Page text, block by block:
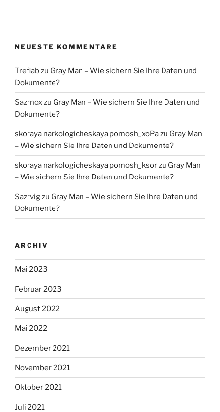
NEUESTE KOMMENTARE
Trefiabzu Gray Man – Wie sichern Sie Ihre Daten und
Dokumente?
Sazrnoxzu Gray Man – Wie sichern Sie Ihre Daten und
Dokumente?
skoraya narkologicheskaya pomosh_xoPazu Gray Man
– Wie sichern Sie Ihre Daten und Dokumente?
skoraya narkologicheskaya pomosh_ksorzu Gray Man
– Wie sichern Sie Ihre Daten und Dokumente?
Sazrvigzu Gray Man – Wie sichern Sie Ihre Daten und
Dokumente?
ARCHIV
Mai 2023
Februar 2023
August 2022
Mai 2022
Dezember 2021
November 2021
Oktober 2021
Juli 2021